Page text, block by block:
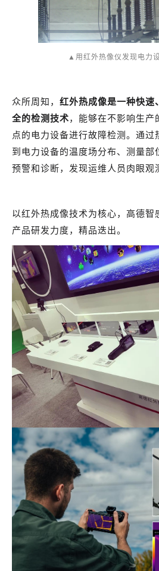
▲用红外热像仪发现电力
众所周知， 红外热成像是一种快速
全的检测技术，能够在不影响生产
点的电力设备进行故障检测。通过
到电力设备的温度场分布、测量部
预警和诊断，发现运维人员肉眼观
以红外热成像技术为核心，高德智
产品研发力度，精品迭出。